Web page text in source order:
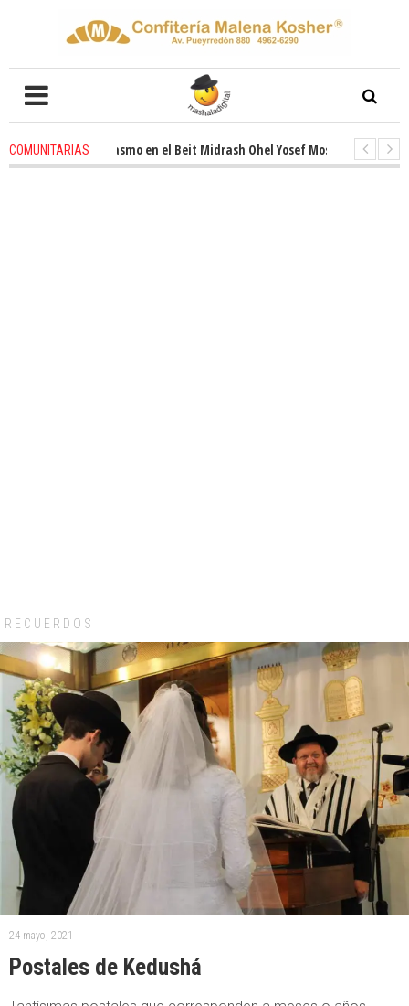
COMUNITARIAS
entusiasmo en el Beit Midrash Ohel Yosef Moshe 4 weeks ago
RECUERDOS
24 mayo, 2021
Postales de Kedushá